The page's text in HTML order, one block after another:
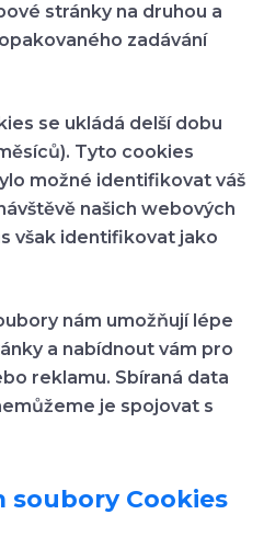
stránky na druhou a
zadávání
se ukládá delší dobu
Tyto cookies
možné identifikovat váš
našich webových
však identifikovat jako
nám umožňují lépe
a nabídnout vám pro
reklamu. Sbíraná data
je spojovat s
soubory Cookies